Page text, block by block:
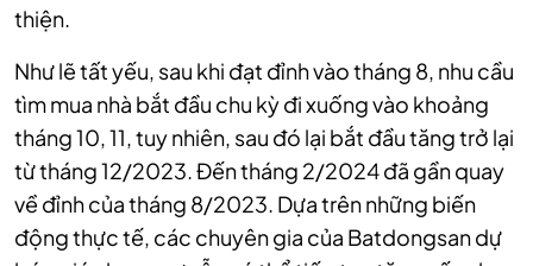
thiện.
Như lẽ tất yếu, sau khi đạt đỉnh vào tháng 8, nhu cầu
tìm mua nhà bắt đầu chu kỳ đi xuống vào khoảng
tháng 10, 11, tuy nhiên, sau đó lại bắt đầu tăng trở lại
từ tháng 12/2023. Đến tháng 2/2024 đã gần quay
về đỉnh của tháng 8/2023. Dựa trên những biến
động thực tế, các chuyên gia của Batdongsan dự